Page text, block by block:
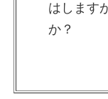
はします
か？